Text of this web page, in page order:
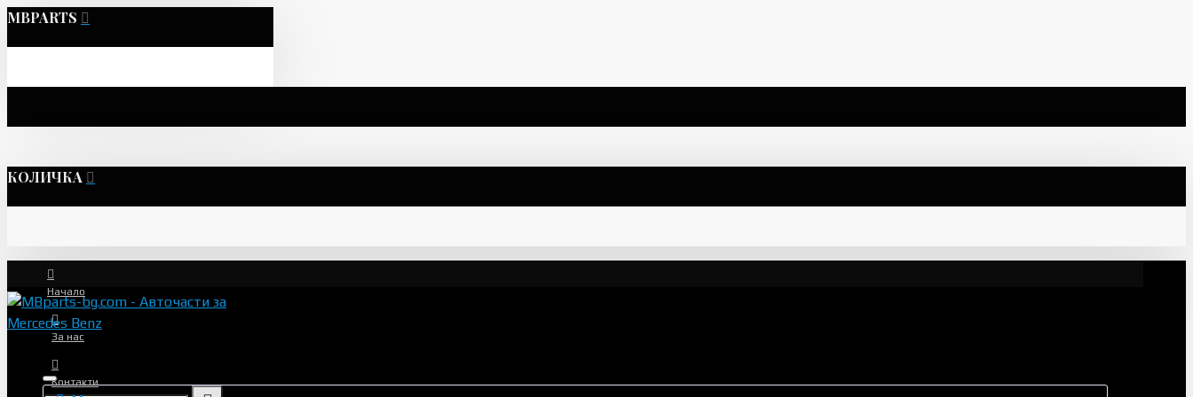
MBPARTS
КОЛИЧКА
Начало
За нас
Контакти